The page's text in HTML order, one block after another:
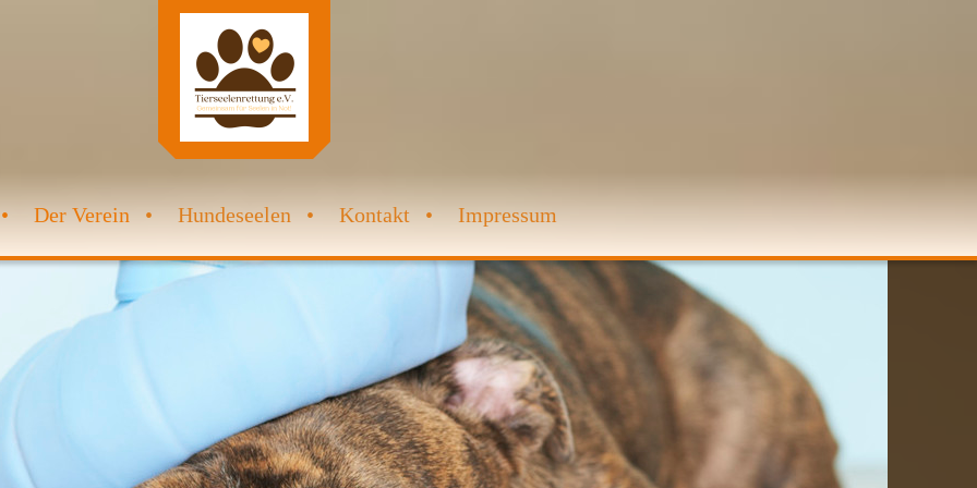
Der Verein Hundeseelen Kontakt Impressum